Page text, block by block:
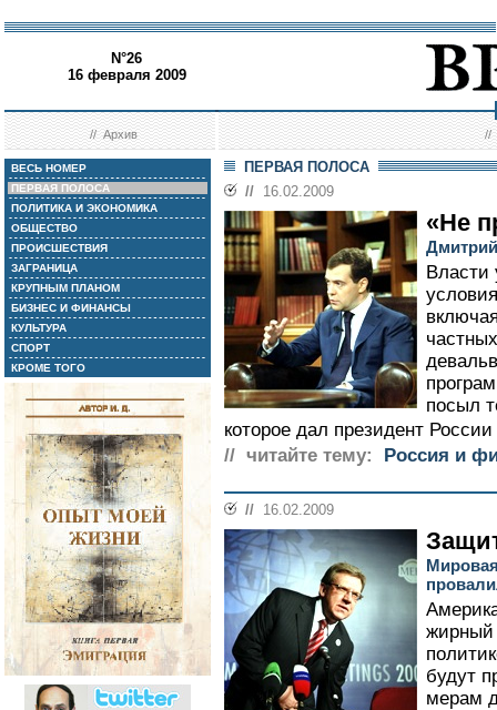
N°26
16 февраля 2009
//Архив //
ВЕСЬ НОМЕР
ПЕРВАЯ ПОЛОСА
ПОЛИТИКА И ЭКОНОМИКА
ОБЩЕСТВО
ПРОИСШЕСТВИЯ
ЗАГРАНИЦА
КРУПНЫМ ПЛАНОМ
БИЗНЕС И ФИНАНСЫ
КУЛЬТУРА
СПОРТ
КРОМЕ ТОГО
ПЕРВАЯ ПОЛОСА
// 16.02.2009
«Не
Власти
посыл
которое дал президент
// читайте тему:
Россия и
// 16.02.2009
жирный
будут
мерам